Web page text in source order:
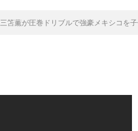
三笘薫が圧巻ドリブルで強豪メキシコを